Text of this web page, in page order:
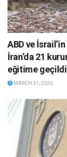
ABD ve
İran’da 21
eğitime geçildi
MARCH 31, 2026